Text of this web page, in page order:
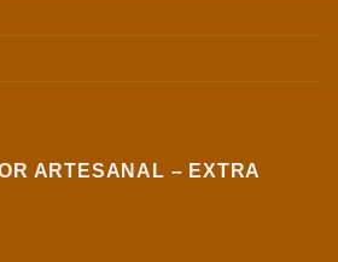
ARTESANAL – EXTRA